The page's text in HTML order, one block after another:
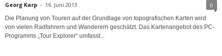
Georg Karp - 16. Juni 2013 0
Die Planung von Touren auf der Grundlage von topografischen Karten wird
von vielen Radfahrern und Wanderern geschätzt. Das Kartenangebot des PC-
Programms „Tour Explorer“ umfasst...